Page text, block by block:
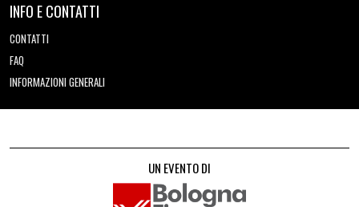
INFO E CONTATTI
CONTATTI
FAQ
INFORMAZIONI GENERALI
UN EVENTO DI